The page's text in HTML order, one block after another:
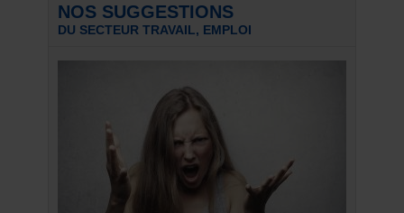
NOS SUGGESTIONS
DU SECTEUR TRAVAIL, EMPLOI